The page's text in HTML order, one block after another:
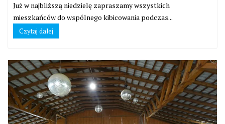
Już w najbliższą niedzielę zapraszamy wszystkich
mieszkańców do wspólnego kibicowania podczas...
Czytaj dalej